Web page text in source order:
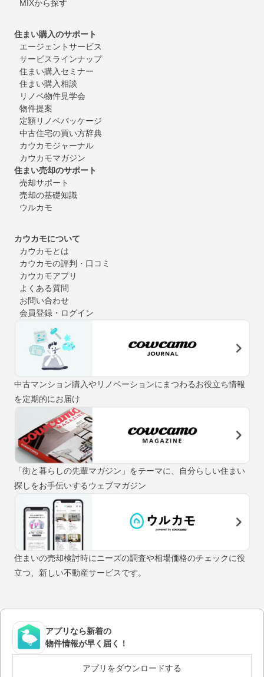
MIXから探す
住まい購入のサポート
エージェントサービス
サービスラインナップ
住まい購入セミナー
住まい購入相談
リノベ物件見学会
物件提案
定額リノベパッケージ
中古住宅の買い方辞典
カウカモジャーナル
カウカモマガジン
住まい売却のサポート
売却サポート
売却の基礎知識
ウルカモ
カウカモについて
カウカモとは
カウカモの評判・口コミ
カウカモアプリ
よくある質問
お問い合わせ
会員登録・ログイン
中古マンション購入やリノベーションにまつわるお役立ち情報
を定期的にお届け
「街と暮らしの先輩マガジン」をテーマに、自分らしい住まい
探しをお手伝いするウェブマガジン
住まいの売却検討時にニーズの調査や相場価格のチェックに役
立つ、新しい不動産サービスです。
アプリなら新着の
物件情報が早く届く！
アプリをダウンロードする